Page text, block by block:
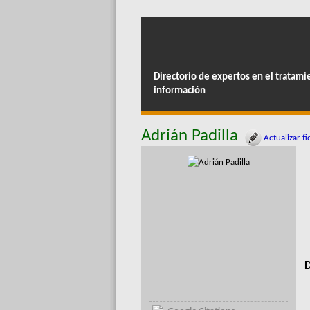
Directorio de expertos en el
información
Adrián Padilla Actualizar